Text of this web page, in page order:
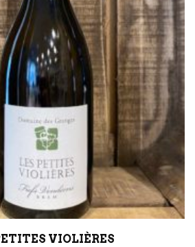
VIOLIÈRES